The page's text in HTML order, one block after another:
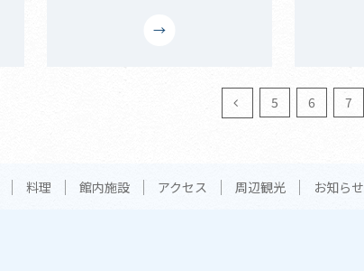
5 6 7
料理 館内施設 アクセス 周辺観光 お知らせ